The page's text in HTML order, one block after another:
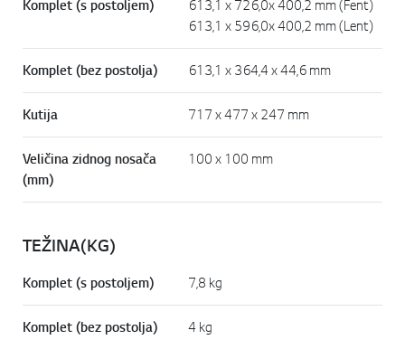
Komplet (s postoljem)
613,1 x 726,0x 400,2 mm (Fent)
613,1 x 596,0x 400,2 mm (Lent)
Komplet (bez postolja) 613,1 x 364,4 x 44,6 mm
Kutija 717 x 477 x 247 mm
Veličina zidnog nosača
(mm)
100 x 100 mm
TEŽINA(KG)
Komplet (s postoljem) 7,8 kg
Komplet (bez postolja) 4 kg